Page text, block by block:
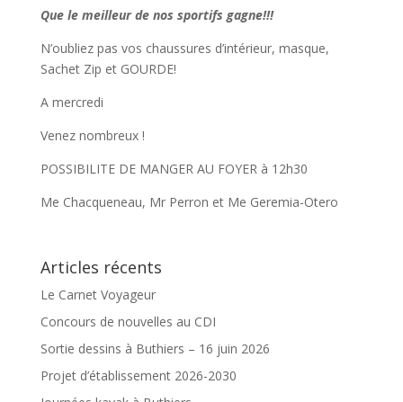
Que le meilleur de nos sportifs gagne!!!
N’oubliez pas vos chaussures d’intérieur, masque,
Sachet Zip et GOURDE!
A mercredi
Venez nombreux !
POSSIBILITE DE MANGER AU FOYER à 12h30
Me Chacqueneau, Mr Perron et Me Geremia-Otero
Articles récents
Le Carnet Voyageur
Concours de nouvelles au CDI
Sortie dessins à Buthiers – 16 juin 2026
Projet d’établissement 2026-2030